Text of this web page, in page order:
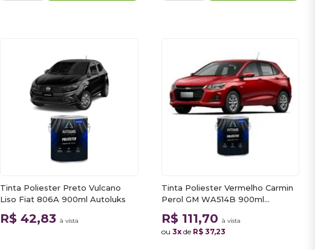
Tinta Poliester Preto Vulcano
Liso Fiat 806A 900ml Autoluks
R$ 42,83 à vista
Tinta Poliester Vermelho Carmin
Perol GM WA514B 900ml
Autoluks
R$ 111,70 à vista
ou 3xde R$ 37,23